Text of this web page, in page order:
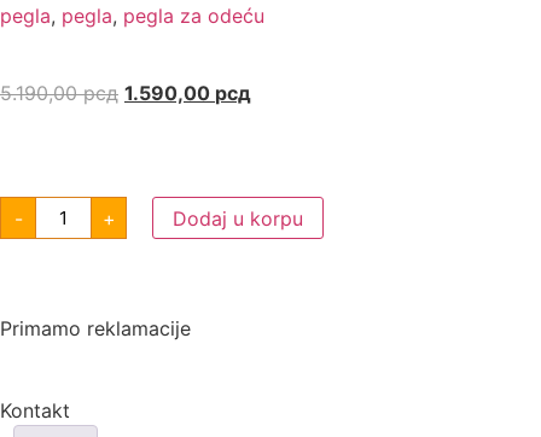
pegla, pegla, pegla za odeću
5.190,00рсд 1.590,00 рсд
- + Dodaj u korpu
Primamo reklamacije
Kontakt